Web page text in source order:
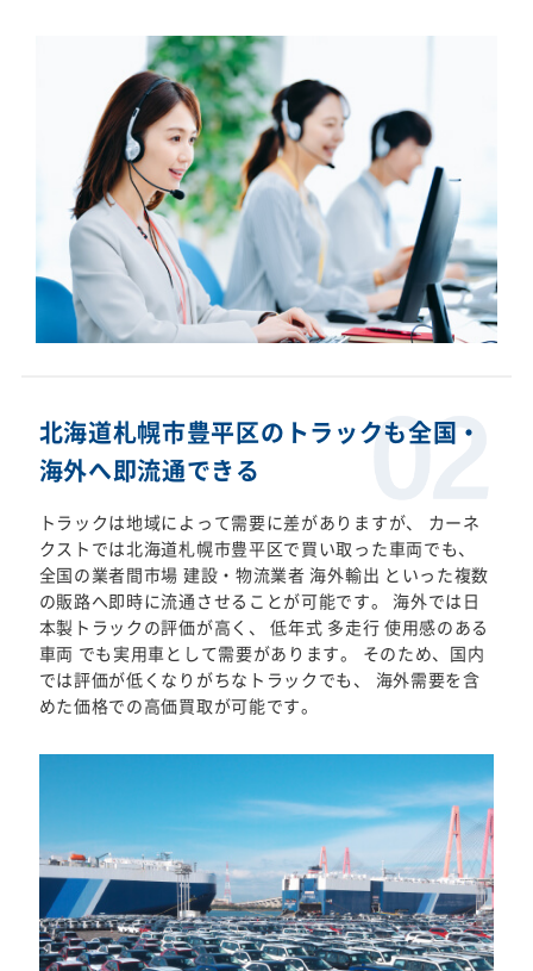
北海道札幌市豊平区のトラックも全国・
海外へ即流通できる
トラックは地域によって需要に差がありますが、 カーネ
クストでは北海道札幌市豊平区で買い取った車両でも、
全国の業者間市場 建設・物流業者 海外輸出 といった複数
の販路へ即時に流通させることが可能です。 海外では日
本製トラックの評価が高く、 低年式 多走行 使用感のある
車両 でも実用車として需要があります。 そのため、国内
では評価が低くなりがちなトラックでも、 海外需要を含
めた価格での高価買取が可能です。